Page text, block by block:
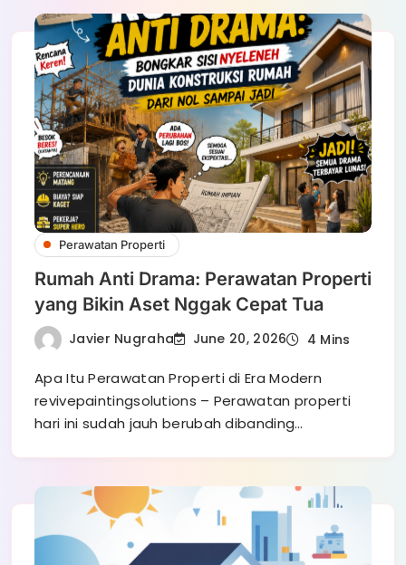
Perawatan Properti
Rumah Anti Drama: Perawatan Properti
yang Bikin Aset Nggak Cepat Tua
Javier Nugraha June 20, 2026 4 Mins
Apa Itu Perawatan Properti di Era Modern
revivepaintingsolutions – Perawatan properti
hari ini sudah jauh berubah dibanding…